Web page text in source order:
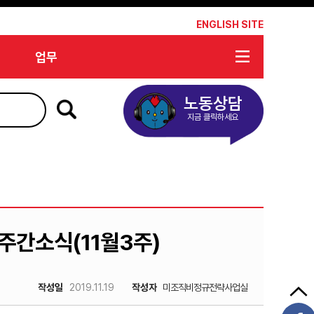
ENGLISH SITE
업무
노동상담
지금 클릭하세요
간소식(11월3주)
작성일 2019.11.19 작성자 미조직비정규전략사업실